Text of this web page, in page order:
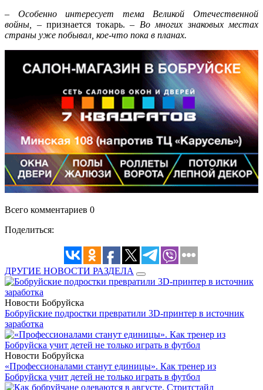
– Особенно интересует тема Великой Отечественной
войны,
– признается токарь. – Во многих знаковых местах
страны уже побывал, кое-что пока в планах.
Всего комментариев 0
Поделиться:
ДРУГИЕ НОВОСТИ РАЗДЕЛА
Новости Бобруйска
Бобруйские подростки превратили 3D-принтер в источник
заработка
Новости Бобруйска
«Профессионалами станут единицы». Как тренер из
Бобруйска учит детей не только играть в футбол